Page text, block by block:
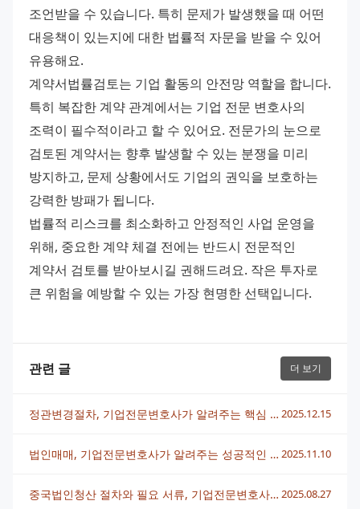
조언받을 수 있습니다. 특히 문제가 발생했을 때 어떤
대응책이 있는지에 대한 법률적 자문을 받을 수 있어
유용해요.
계약서법률검토는 기업 활동의 안전망 역할을 합니다.
특히 복잡한 계약 관계에서는 기업 전문 변호사의
조력이 필수적이라고 할 수 있어요. 전문가의 눈으로
검토된 계약서는 향후 발생할 수 있는 분쟁을 미리
방지하고, 문제 상황에서도 기업의 권익을 보호하는
강력한 방패가 됩니다.
법률적 리스크를 최소화하고 안정적인 사업 운영을
위해, 중요한 계약 체결 전에는 반드시 전문적인
계약서 검토를 받아보시길 권해드려요. 작은 투자로
큰 위험을 예방할 수 있는 가장 현명한 선택입니다.
관련 글 더 보기
정관변경절차, 기업전문변호사가 알려주는 핵심 단계별 진행법 2025.12.15
법인매매, 기업전문변호사가 알려주는 성공적인 거래 전략 2025.11.10
중국법인청산 절차와 필요 서류, 기업전문변호사가 알려드리는 핵심 가이드 2025.08.27